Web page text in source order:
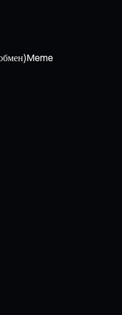
Meme